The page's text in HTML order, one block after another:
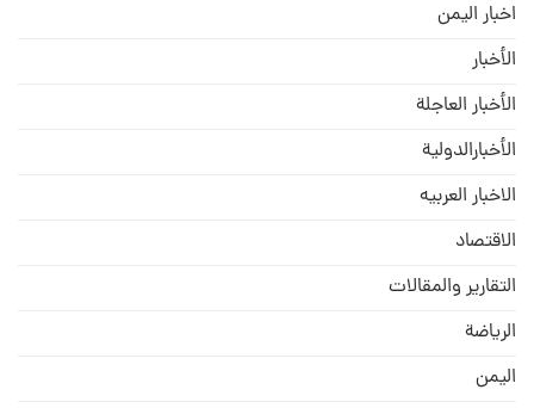
اخبار اليمن
الأخبار
الأخبار العاجلة
الأخبارالدولية
الاخبار العربيه
الاقتصاد
التقارير والمقالات
الریاضة
الیمن